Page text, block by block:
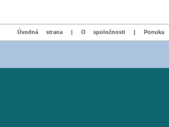
Úvodná strana O spoločnosti Ponuka